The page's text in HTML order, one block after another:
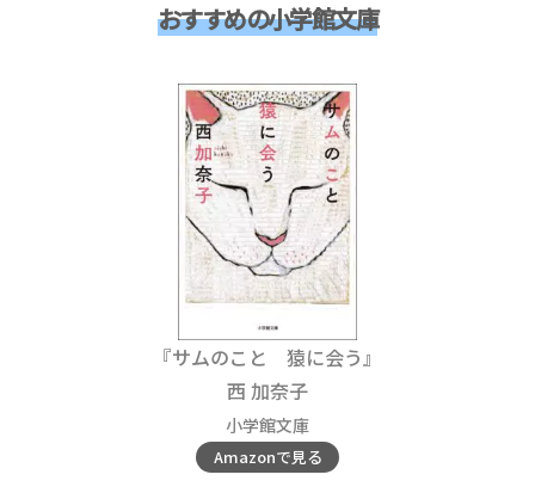
おすすめの小学館文庫
『サムのこと 猿に会う』
西 加奈子
小学館文庫
Amazonで見る